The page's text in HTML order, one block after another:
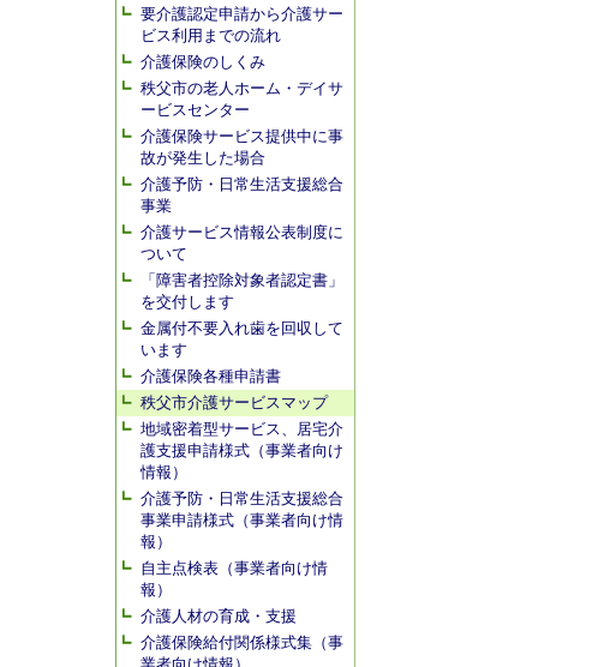
要介護認定申請から介護サー
ビス利用までの流れ
介護保険のしくみ
秩父市の老人ホーム・デイサ
ービスセンター
介護保険サービス提供中に事
故が発生した場合
介護予防・日常生活支援総合
事業
介護サービス情報公表制度に
ついて
「障害者控除対象者認定書」
を交付します
金属付不要入れ歯を回収して
います
介護保険各種申請書
秩父市介護サービスマップ
地域密着型サービス、居宅介
護支援申請様式（事業者向け
情報）
介護予防・日常生活支援総合
事業申請様式（事業者向け情
報）
自主点検表（事業者向け情
報）
介護人材の育成・支援
介護保険給付関係様式集（事